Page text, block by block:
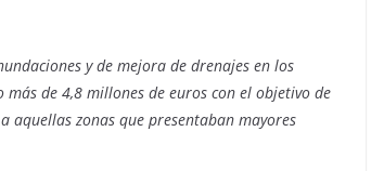
y de mejora de drenajes en los
de 4,8 millones de euros con el objetivo de
aquellas zonas que presentaban mayores